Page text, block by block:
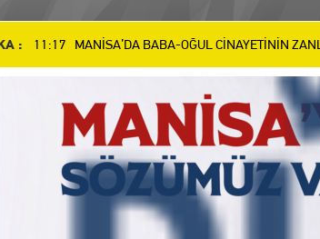
:
14:48 SALİHLİ’DE DEV YATIRIM MESAİSİ: BİLİM
14:37 İl Müdürü Öztürk, Atletizmde 9 Madalya
14:27 Manisalı Güreşçilerden Türkiye